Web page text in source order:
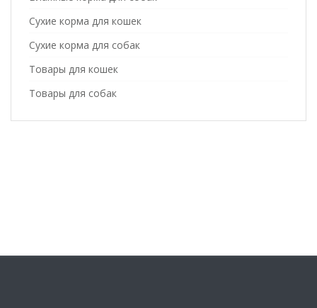
Сухие корма для кошек
Сухие корма для собак
Товары для кошек
Товары для собак